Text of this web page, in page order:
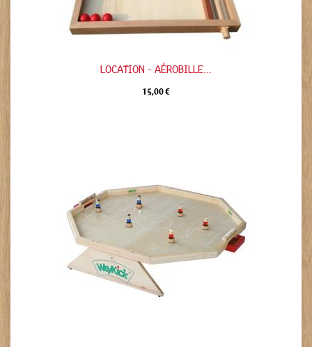
LOCATION - AÉROBILLE...
15,00 €